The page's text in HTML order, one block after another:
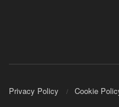
Privacy Policy Cookie